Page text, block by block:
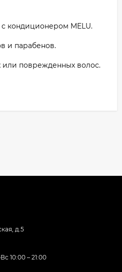
кондиционером MELU.
и парабенов.
или поврежденных волос.
д.5
10:00 – 21:00